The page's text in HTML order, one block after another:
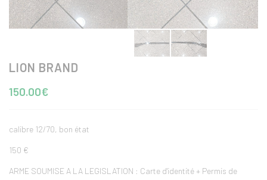
LION BRAND
150.00€
calibre 12/70, bon état
150 €
ARME SOUMISE A LA LEGISLATION : Carte d'identité + Permis de